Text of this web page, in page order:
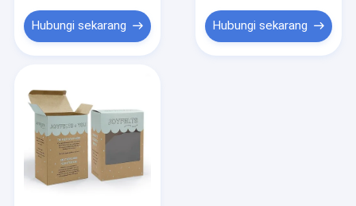
Kasus-kasus
Kotak Kemasan Hadiah
Kotak Kemasan Magnetik
Kotak Kemasan Laci
Hubungi sekarang Hubungi sekarang